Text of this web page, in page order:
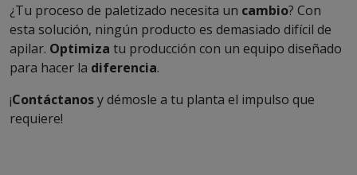
¿Tu proceso de paletizado necesita un cambio? Con
esta solución, ningún producto es demasiado difícil de
apilar. Optimiza tu producción con un equipo diseñado
para hacer la diferencia.
¡Contáctanosy démosle a tu planta el impulso que
requiere!